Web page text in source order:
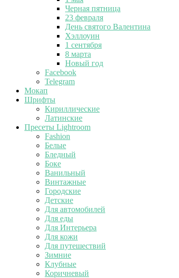
Черная пятница
23 февраля
День святого Валентина
Хэллоуин
1 сентября
8 марта
Новый год
Facebook
Telegram
Мокап
Шрифты
Кириллические
Латинские
Пресеты Lightroom
Fashion
Белые
Бледный
Боке
Ванильный
Винтажные
Городские
Детские
Для автомобилей
Для еды
Для Интерьера
Для кожи
Для путешествий
Зимние
Клубные
Коричневый